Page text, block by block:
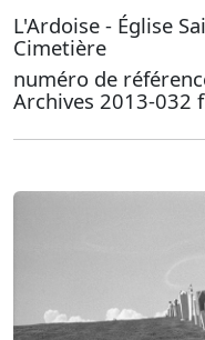
L'Ardoise - Église
Cimetière
numéro de
Archives 2013-032